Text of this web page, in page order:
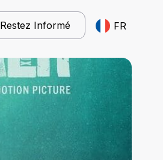
Restez Informé FR